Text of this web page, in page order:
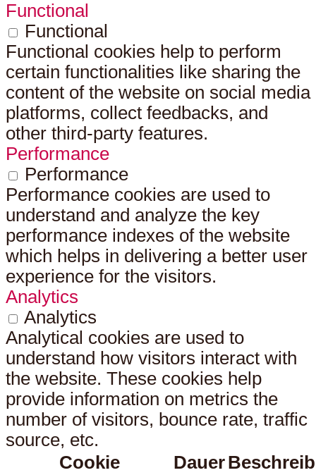
Functional
Functional
Functional cookies help to perform
certain functionalities like sharing the
content of the website on social media
platforms, collect feedbacks, and
other third-party features.
Performance
Performance
Performance cookies are used to
understand and analyze the key
performance indexes of the website
which helps in delivering a better user
experience for the visitors.
Analytics
Analytics
Analytical cookies are used to
understand how visitors interact with
the website. These cookies help
provide information on metrics the
number of visitors, bounce rate, traffic
source, etc.
Cookie
Dauer